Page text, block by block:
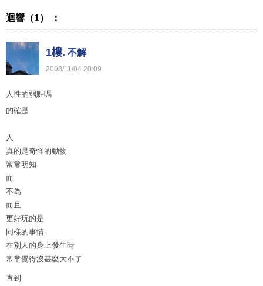
迴響（1） ：
1樓. 不解
2008/11/04 20:09
人性的弱點嗎
的確是
人
真的是奇怪的動物
常常明知
而
不為
而且
更好玩的是
同樣的事情
在別人的身上發生時
常常覺得沒甚麼大不了
直到